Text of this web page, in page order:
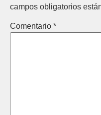
campos obligatorios
Comentario *